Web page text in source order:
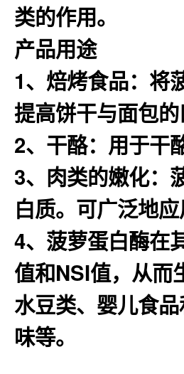
类的作用。
产品用途
1、焙烤食品：将
提高饼干与面包的
2、干酪：用于干
3、肉类的嫩化：
白质。可广泛地
4、菠萝蛋白酶在
值和NSI值，从而
水豆类、婴儿食
味等。